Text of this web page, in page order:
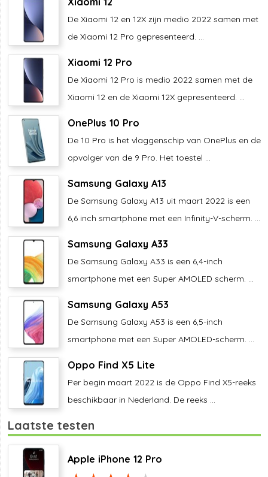
De Xiaomi 12 en 12X zijn medio 2022 samen met
de Xiaomi 12 Pro gepresenteerd. ...
Xiaomi 12 Pro
De Xiaomi 12 Pro is medio 2022 samen met de
Xiaomi 12 en de Xiaomi 12X gepresenteerd. ...
OnePlus 10 Pro
De 10 Pro is het vlaggenschip van OnePlus en de
opvolger van de 9 Pro. Het toestel ...
Samsung Galaxy A13
De Samsung Galaxy A13 uit maart 2022 is een
6,6 inch smartphone met een Infinity-V-scherm. ...
Samsung Galaxy A33
De Samsung Galaxy A33 is een 6,4-inch
smartphone met een Super AMOLED scherm. ...
Samsung Galaxy A53
De Samsung Galaxy A53 is een 6,5-inch
smartphone met een Super AMOLED-scherm. ...
Oppo Find X5 Lite
Per begin maart 2022 is de Oppo Find X5-reeks
beschikbaar in Nederland. De reeks ...
Laatste testen
Apple iPhone 12 Pro